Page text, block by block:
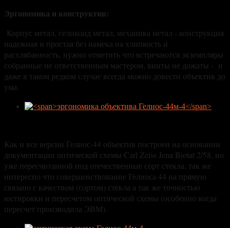
Эргономика и конструктив:
Корпус метал, геликоид метал, механика метал - конструкция
надежная и простая без намека на хлипкость и
расхлябанность, нужно отметить что встречаются экземпляры
собранные не ответственным мастером, винты не дожаты - и
даже в таком редком случае всегда можно довести объектив до
ума.
Как и все версии Гелиос-44 объектив построен на основании
документации оптической схемы Carl Zeiss Jena Biotat 2/58, но
уже пересчитанной под отечественные сорт стекла, так же
интересно что совершенствование Гелиоса 44 на прямую
связано с качеством (сортом) стекла а так же точностью
юстировки и пересчетом оптической схемы (особенно когда
пересчет производила ЭВМ).